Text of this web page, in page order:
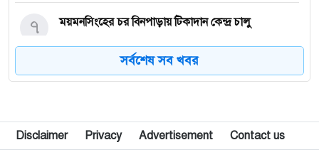
ময়মনসিংহের চর বিনপাড়ায় টিকাদান কেন্দ্র চালু
৭
জুলাই যোদ্ধাদের সাথে নিয়ে আমরা আগামীর বাংলাদেশকে
৮
মামলার ভয় দেখিয়ে হয়রানির অভিযোগে নান্দাইলে সংবাদ
সম্মেলন
৯
সর্বশেষ সব খবর
Disclaimer Privacy Advertisement Contact us